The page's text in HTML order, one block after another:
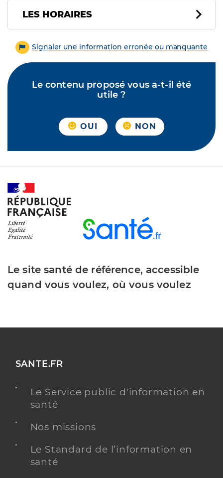
LES HORAIRES
Signaler une information erronée ou manquante
Le contenu proposé vous a-t-il été
utile ?
OUI NON
Le site santé de référence, accessible
quand vous voulez, où vous voulez
SANTE.FR
Le Service public d'information en
santé
Nos missions
Le Standard de l’information en
santé